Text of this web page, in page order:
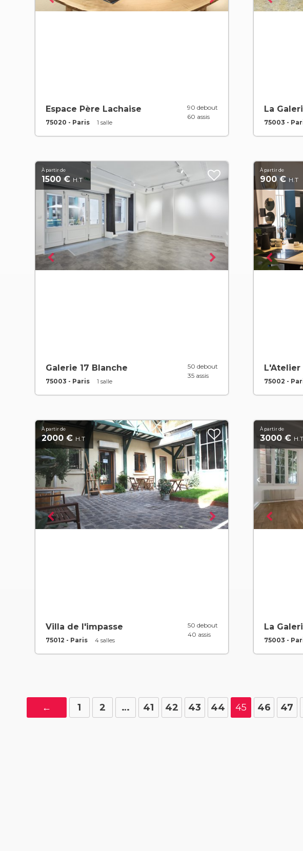
Espace Père Lachaise
75020 - Paris 1 salle
90 debout
60 assis
La
75003 -
À partir de
1500 € H.T
Galerie 17 Blanche
75003 - Paris 1 salle
50 debout
35 assis
À partir de
900 € H.T
75002 -
À partir de
2000 € H.T
Villa de l'impasse
75012 - Paris 4 salles
50 debout
40 assis
À partir de
3000 € H.T
La
75003 -
← 1 2 … 41 42 43 44 45 46 47